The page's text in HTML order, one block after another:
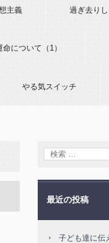
主義 過ぎ去りし
命について（1）
やる気スイッチ
最近の投稿
子ども達に伝